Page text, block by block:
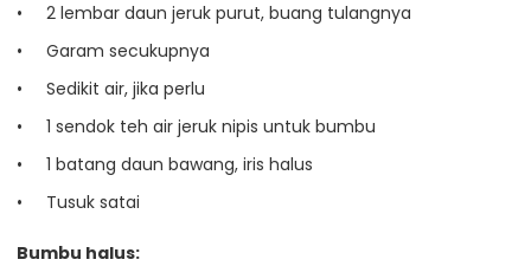
2 lembar daun jeruk purut, buang tulangnya
Garam secukupnya
Sedikit air, jika perlu
1 sendok teh air jeruk nipis untuk bumbu
1 batang daun bawang, iris halus
Tusuk satai
Bumbu halus: